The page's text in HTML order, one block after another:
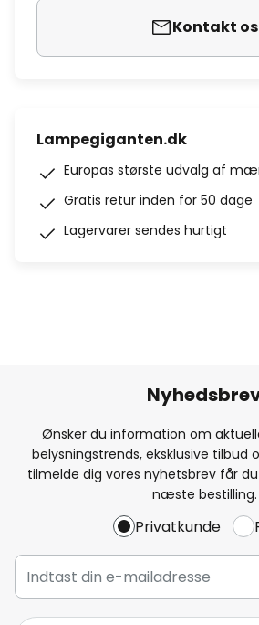
Kontakt os
Lampegiganten.dk
Europas største udvalg af
Gratis retur inden for 50 dage
Lagervarer sendes hurtigt
Ønsker du information om
belysningstrends, eksklusive tilbud
tilmelde dig vores nyhetsbrev får du
næste bestilling.
Privatkunde